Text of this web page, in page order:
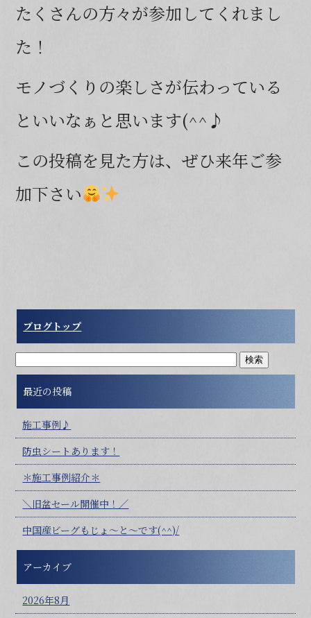
たくさんの方々が参加してくれまし
た！
モノづくりの楽しさが伝わっている
といいなぁと思います(^^♪
この投稿を見た方は、ぜひ来年ご参
加下さい
ブログトップ
最近の投稿
施工事例♪
防虫シートあります！
＊施工事例紹介＊
＼旧盆セール開催中！／
中国産ビーグもじょ～と～です(^^)/
アーカイブ
2026年8月